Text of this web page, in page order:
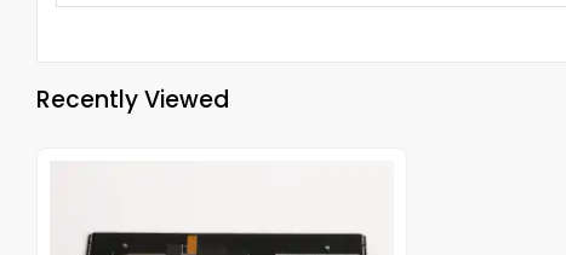
Recently Viewed